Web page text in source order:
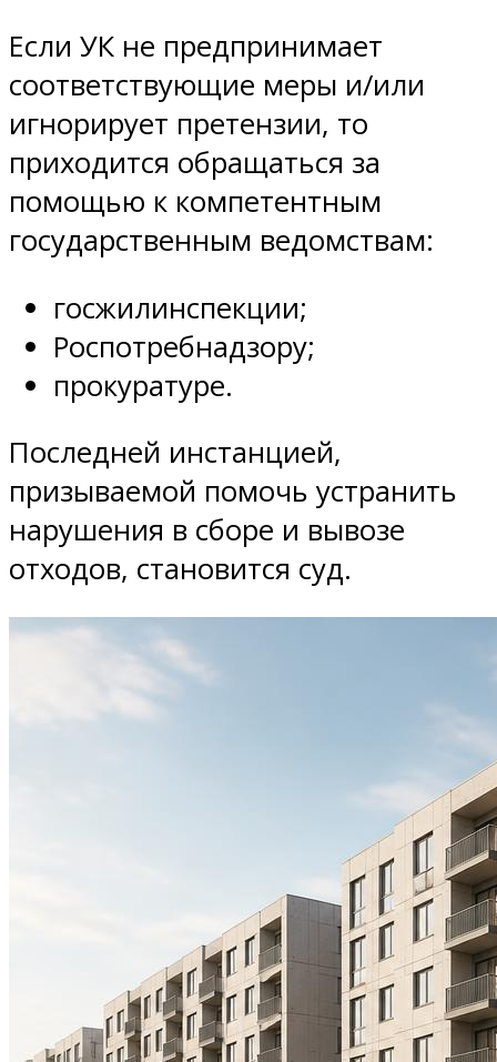
Если УК не предпринимает
соответствующие меры и/или
игнорирует претензии, то
приходится обращаться за
помощью к компетентным
государственным ведомствам:
госжилинспекции;
Роспотребнадзору;
прокуратуре.
Последней инстанцией,
призываемой помочь устранить
нарушения в сборе и вывозе
отходов, становится суд.